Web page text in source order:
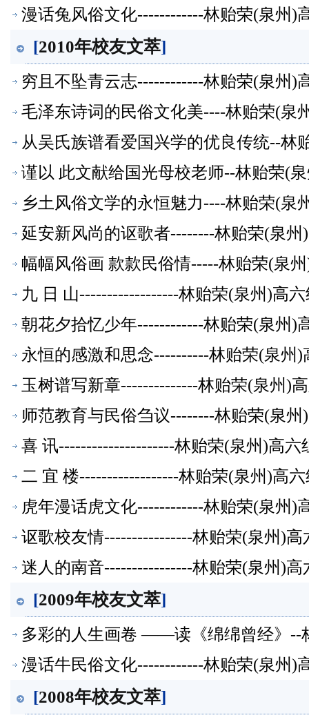
漫话兔风俗文化------------林贻荣(泉州)
[2010年校友文萃]
穷且不坠青云志------------林贻荣(泉州)
毛泽东诗词的民俗文化美----林贻荣(泉
从吴氏族谱看爱国兴学的优良传统--林
谨以 此文献给国光母校老师--林贻荣(
乡土风俗文学的永恒魅力----林贻荣(泉
延安新风尚的讴歌者--------林贻荣(泉
幅幅风俗画 款款民俗情-----林贻荣(泉
九 日 山------------------林贻荣(泉州)高
朝花夕拾忆少年------------林贻荣(泉州)
永恒的感激和思念----------林贻荣(泉州
玉树谱写新章--------------林贻荣(泉州)
师范教育与民俗刍议--------林贻荣(泉
喜 讯---------------------林贻荣(泉州)高六
二 宜 楼------------------林贻荣(泉州)高
虎年漫话虎文化------------林贻荣(泉州)
讴歌校友情----------------林贻荣(泉州)高
迷人的南音----------------林贻荣(泉州)高
[2009年校友文萃]
多彩的人生画卷 ——读《绵绵曾经》--
漫话牛民俗文化------------林贻荣(泉州)
[2008年校友文萃]